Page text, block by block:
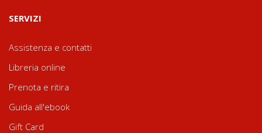
SERVIZI
Assistenza e contatti
Libreria online
Prenota e ritira
Guida all'ebook
Gift Card